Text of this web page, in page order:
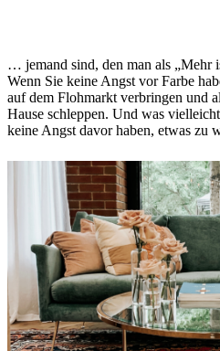
… jemand sind, den man als „Mehr
Wenn Sie keine Angst vor Farbe
auf dem Flohmarkt verbringen und
Hause schleppen. Und was
keine Angst davor haben, etwas zu